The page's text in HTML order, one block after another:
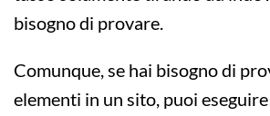
bisogno di provare.
Comunque, se hai bisogno di
elementi in un sito, puoi